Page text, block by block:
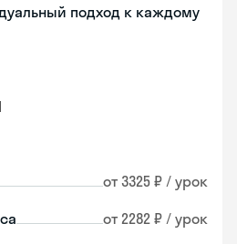
подход к каждому
от 3325 ₽ / урок
от 2282 ₽ / урок